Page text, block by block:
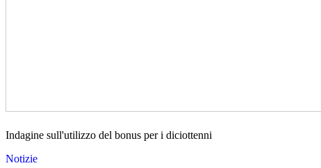
Indagine sull'utilizzo del bonus per i diciottenni
Notizie